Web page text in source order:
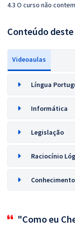
4.3 O curso não
Conteúdo
Videoaulas
Língua
Informática
Legislação
Raciocínio
"Como eu